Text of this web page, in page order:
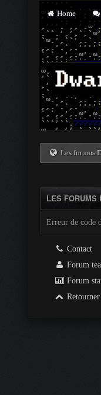
Home
Les forums
LES FORUMS
Erreur de code
Contact
Forum
Forum